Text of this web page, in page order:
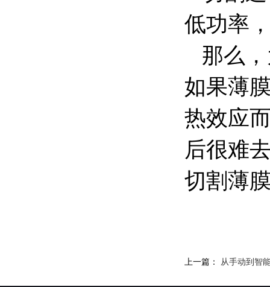
低功率
那么
如果薄
热效应
后很难
切割薄
上一篇： 从手动到智